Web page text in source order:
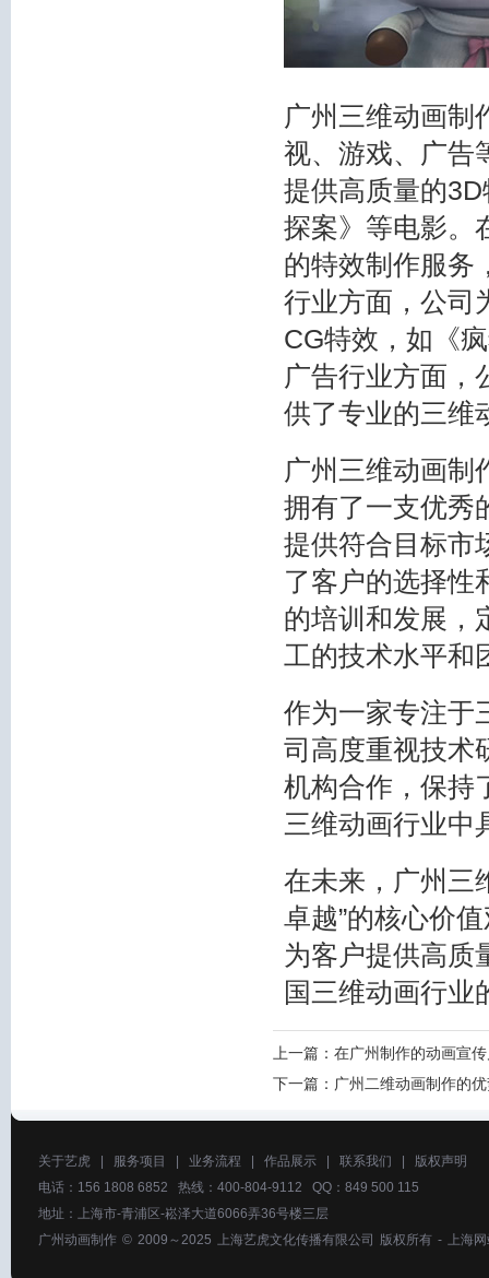
广州三维动画制
视、游戏、广告
提供高质量的
探案》等电影。
的特效制作服务
行业方面，公司
CG特效，如《
广告行业方面，
供了专业的三维
广州三维动画制
拥有了一支优秀
提供符合目标市
了客户的选择性
的培训和发展，
工的技术水平和
作为一家专注于
司高度重视技术
机构合作，保持
三维动画行业中
在未来，广州三
卓越”的核心价
为客户提供高质
国三维动画行业
上一篇： 在广州制作的动画宣
下一篇： 广州二维动画制作的
关于艺虎 服务项目 业务流程 作品展示 联系我们
版权声明
电话：156 1808 6852 热线：400-804-9112 QQ：849 500 115
地址：上海市-青浦区-崧泽大道6066弄36号楼三层
广州动画制作 © 2009～2025 上海艺虎文化传播有限公司 版权所有 - 上海